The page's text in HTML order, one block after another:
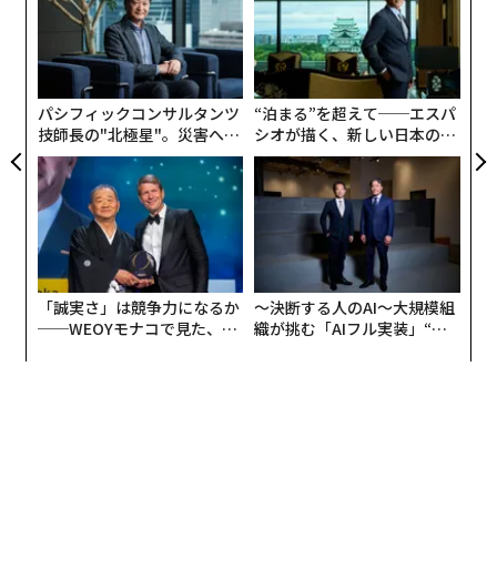
実際の影響はより限定的で、ほぼ全面的に最下層の入り
口に及んでいる。エリック・ブリニョルフソン率いるス
タンフォード大学のチームは、数百万人の労働者を対象
とする給与記録を分析し、AIの影響を最も受けやすい職
種に就く22〜25歳の雇用が相対的に13％減少したことを
確認した。同じ職務に就く年長労働者の雇用は横ばい、
または増加していた。PwCの
2026年版雇用バロメーター
も、採用側から同じ構図を示している。シニアレベルの
スキルを求めるエントリーレベル求人は2019年以降35％
増えた一方、通常のエントリーレベル職は10％減少し
た。そして、AIへのエクスポージャーが最も高い企業
は、人員を減らすどころか、同業他社より速いペースで
パシフィックコンサルタンツ
技師長の"北極星"。災害への
無力感を乗り越え見つけた、
防災一筋20年の答え
“泊まる”を超えて──エスパ
シオが描く、新しい日本のラ
グジュアリー（前編）
「誠実さ」は競争力になるか
──WEOYモナコで見た、く
〜決断する人のAI〜大規模組
織が挑む「AIフル実装」“使